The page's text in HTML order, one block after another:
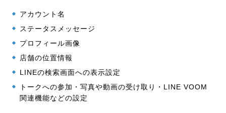
アカウント名
ステータスメッセージ
プロフィール画像
店舗の位置情報
LINEの検索画面への表示設定
トークへの参加・写真や動画の受け取り・LINE VOOM
関連機能などの設定